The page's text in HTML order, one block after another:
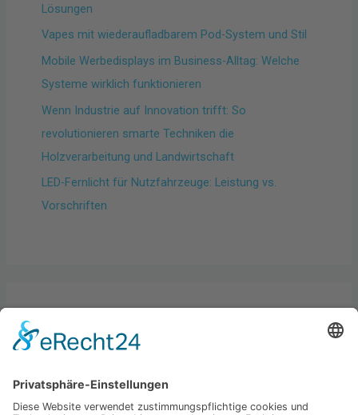
Lösungen
Vapes mit wiederaufladbarem Pod-System und Stil
Mobile Werbedisplays im Business-Alltag: Welche
Systeme wirklich funktionieren
Wenn Industrie auf Innovation trifft: So
revolutionieren smarte Techniken die
Holzverarbeitung und Landwirtschaft
LED-Fernlicht für Nutzfahrzeuge: Leistung vs.
Vorschriften
Kategorien
Best practices